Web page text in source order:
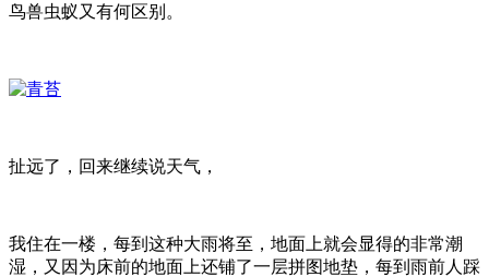
鸟兽虫蚁又有何区别。
扯远了，回来继续说天气，
我住在一楼，每到这种大雨将至，地面上就会显得的非常潮
湿，又因为床前的地面上还铺了一层拼图地垫，每到雨前人踩